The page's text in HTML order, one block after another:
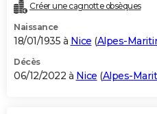
Créer une cagnotte obsèques
Naissance
18/01/1935 à Nice (Alpes-
Décès
06/12/2022 à Nice (Alpes-